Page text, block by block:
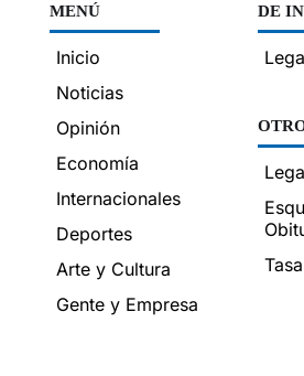
MENÚ
Inicio
Noticias
Opinión
Economía
Internacionales
Deportes
Arte y Cultura
Gente y Empresa
DE